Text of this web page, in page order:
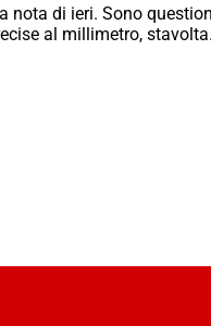
di ieri. Sono
al millimetro, stavolta.